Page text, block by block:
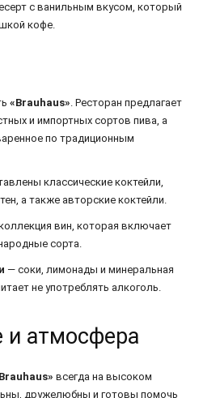
с ванильным вкусом, который
кофе.
«Brauhaus». Ресторан предлагает
и импортных сортов пива, а
по традиционным
классические коктейли,
а также авторские коктейли.
вин, которая включает
сорта.
— соки, лимонады и минеральная
не употреблять алкоголь.
и атмосфера
всегда на высоком
дружелюбны и готовы помочь